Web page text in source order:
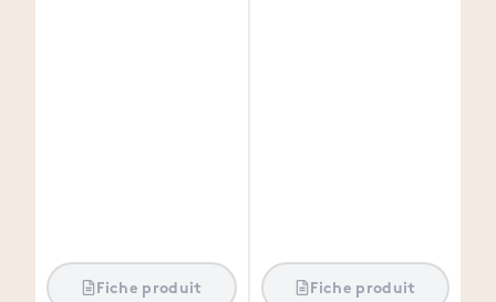
Fiche produit Fiche produit